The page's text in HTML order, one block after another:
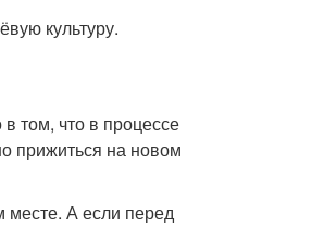
культуру.
том, что в процессе
прижиться на новом
месте. А если перед